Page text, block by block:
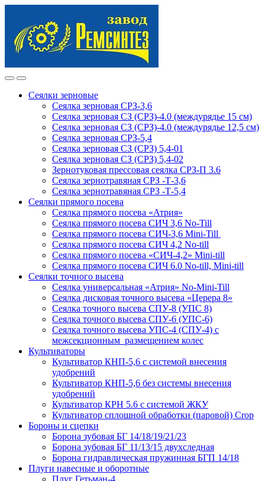
navigation
content
Сеялки зерновые
Сеялка зерновая СРЗ-3,6
Сеялка зерновая СЗ (СРЗ)-4.0 (междурядье 15 см)
Сеялка зерновая СЗ (СРЗ)-4.0 (междурядье 12,5 см)
Сеялка зерновая СРЗ-5,4
Сеялка зерновая СЗ (СРЗ) 5,4-01
Сеялка зерновая СЗ (СРЗ) 5,4-02
Зернотуковая прессовая сеялка СРЗ-П 3.6
Сеялка зернотравяная СРЗ -Т-3,6
Сеялка зернотравяная СРЗ -Т-5,4
Сеялки прямого посева
Сеялка прямого посева «Атрия»
Сеялка прямого посева СИЧ 3,6 No-Till
Сеялка прямого посева СИЧ-3,6 Mini-Till
Сеялка прямого посева СИЧ 4,2 No-till
Сеялка прямого посева «СИЧ-4,2» Mini-till
Сеялка прямого посева СИЧ 6.0 No-till, Mini-till
Сеялки точного высева
Сеялка универсальная «Атрия» No-Mini-Till
Сеялка дисковая точного высева «Церера 8»
Сеялка точного высева СПУ-8 (УПС 8)
Сеялка точного высева СПУ-6 (УПС-6)
Сеялка точного высева УПС-4 (СПУ-4) с
межсекционным размещением колес
Культиваторы
Культиватор КНП-5,6 с системой внесения
удобрений
Культиватор КНП-5,6 без системы внесения
удобрений
Культиватор КРН 5.6 с системой ЖКУ
Культиватор сплошной обработки (паровой) Crop
Бороны и сцепки
Борона зубовая БГ 14/18/19/21/23
Борона зубовая БГ 11/13/15 двухследная
Борона гидравлическая пружинная БГП 14/18
Плуги навесные и оборотные
Плуг Гетьман-4